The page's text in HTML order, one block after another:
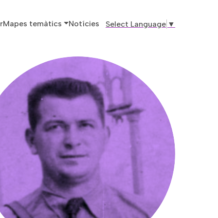
principal
Mapes temàtics Notícies Select Language ▼